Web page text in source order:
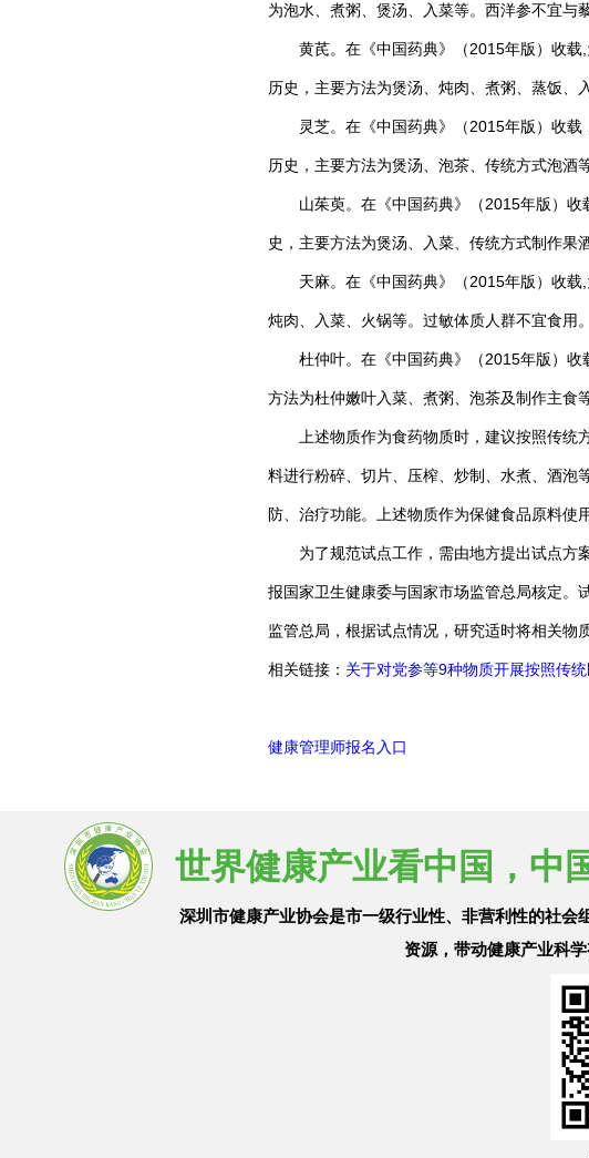
为泡水、煮粥、煲汤、入菜等。西洋参不宜与
黄芪。在《中国药典》（2015年版）收载,
历史，主要方法为煲汤、炖肉、煮粥、蒸饭、
灵芝。在《中国药典》（2015年版）收载
历史，主要方法为煲汤、泡茶、传统方式泡酒等
山茱萸。在《中国药典》（2015年版）收
史，主要方法为煲汤、入菜、传统方式制作果
天麻。在《中国药典》（2015年版）收载,
炖肉、入菜、火锅等。过敏体质人群不宜食用。
杜仲叶。在《中国药典》（2015年版）收
方法为杜仲嫩叶入菜、煮粥、泡茶及制作主食等
上述物质作为食药物质时，建议按照传统方
料进行粉碎、切片、压榨、炒制、水煮、酒泡
防、治疗功能。上述物质作为保健食品原料使
为了规范试点工作，需由地方提出试点方案
报国家卫生健康委与国家市场监管总局核定。
监管总局，根据试点情况，研究适时将相关物
相关链接： 关于对党参等9种物质开展按照传
健康管理师报名入口
世界健康产业看中国，中
深圳市健康产业协会是市一级行业性、非营利性的社
资源，带动健康产业科